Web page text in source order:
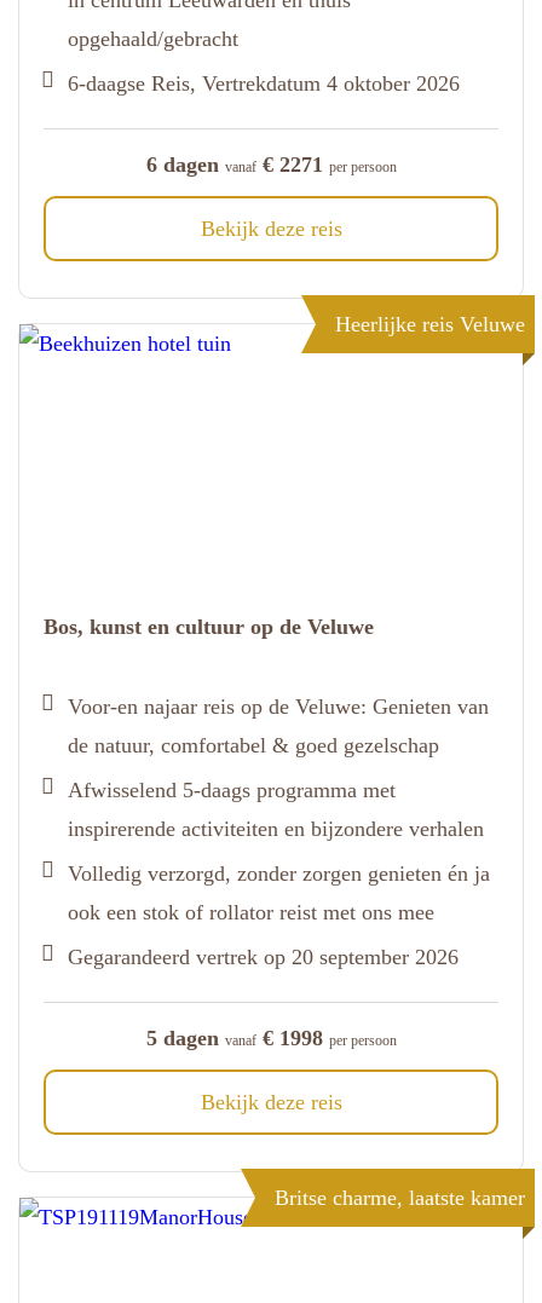
opgehaald/gebracht
6-daagse Reis, Vertrekdatum 4 oktober 2026
6 dagen vanaf€ 2271 per persoon
Bekijk deze reis
Heerlijke reis Veluwe
Bos, kunst en cultuur op de Veluwe
Voor-en najaar reis op de Veluwe: Genieten van
de natuur, comfortabel & goed gezelschap
Afwisselend 5-daags programma met
inspirerende activiteiten en bijzondere verhalen
Volledig verzorgd, zonder zorgen genieten én ja
ook een stok of rollator reist met ons mee
Gegarandeerd vertrek op 20 september 2026
5 dagen vanaf€ 1998 per persoon
Bekijk deze reis
Britse charme, laatste kamer